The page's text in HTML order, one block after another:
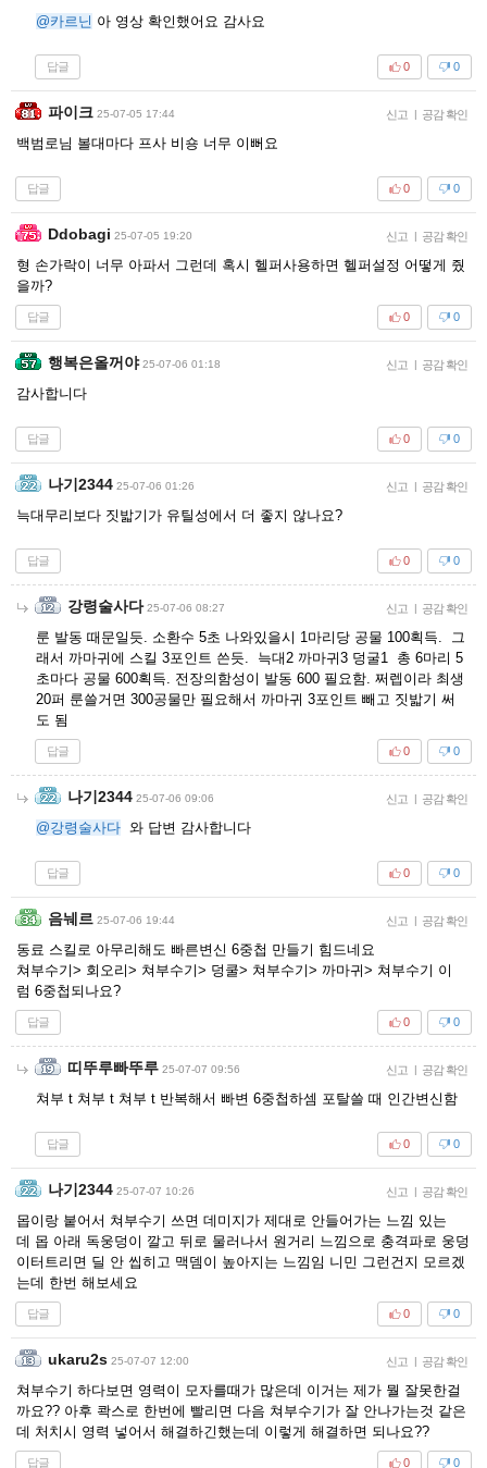
@카르닌 아 영상 확인했어요 감사요
답글 0
0
파이크 25-07-05 17:44 신고 | 공감 확인
백범로님 볼대마다 프사 비숑 너무 이뻐요
답글 0
0
Ddobagi 25-07-05 19:20 신고 | 공감 확인
형 손가락이 너무 아파서 그런데 혹시 헬퍼사용하면 헬퍼설정 어떻게 줬
을까?
답글 0
0
행복은올꺼야 25-07-06 01:18 신고 | 공감 확인
감사합니다
답글 0
0
나기2344 25-07-06 01:26 신고 | 공감 확인
늑대무리보다 짓밟기가 유틸성에서 더 좋지 않나요?
답글 0
0
강령술사다 25-07-06 08:27 신고 | 공감 확인
룬 발동 때문일듯. 소환수 5초 나와있을시 1마리당 공물 100획득. 그
래서 까마귀에 스킬 3포인트 쓴듯. 늑대2 까마귀3 덩굴1 총 6마리 5
초마다 공물 600획득. 전장의함성이 발동 600 필요함. 쩌렙이라 최생
20퍼 룬쓸거면 300공물만 필요해서 까마귀 3포인트 빼고 짓밟기 써
도 됨
답글 0
0
나기2344 25-07-06 09:06 신고 | 공감 확인
@강령술사다 와 답변 감사합니다
답글 0
0
음눼르 25-07-06 19:44 신고 | 공감 확인
동료 스킬로 아무리해도 빠른변신 6중첩 만들기 힘드네요
쳐부수기> 회오리> 쳐부수기> 덩쿨> 쳐부수기> 까마귀> 쳐부수기 이
럼 6중첩되나요?
답글 0
0
띠뚜루빠뚜루 25-07-07 09:56 신고 | 공감 확인
쳐부 t 쳐부 t 쳐부 t 반복해서 빠변 6중첩하셈 포탈쓸 때 인간변신함
답글 0
0
나기2344 25-07-07 10:26 신고 | 공감 확인
몹이랑 붙어서 쳐부수기 쓰면 데미지가 제대로 안들어가는 느낌 있는
데 몹 아래 독웅덩이 깔고 뒤로 물러나서 원거리 느낌으로 충격파로 웅덩
이터트리면 딜 안 씹히고 맥뎀이 높아지는 느낌임 니민 그런건지 모르겠
는데 한번 해보세요
답글 0
0
ukaru2s 25-07-07 12:00 신고 | 공감 확인
쳐부수기 하다보면 영력이 모자를때가 많은데 이거는 제가 뭘 잘못한걸
까요?? 아후 콱스로 한번에 빨리면 다음 쳐부수기가 잘 안나가는것 같은
데 처치시 영력 넣어서 해결하긴했는데 이렇게 해결하면 되나요??
답글 0
0